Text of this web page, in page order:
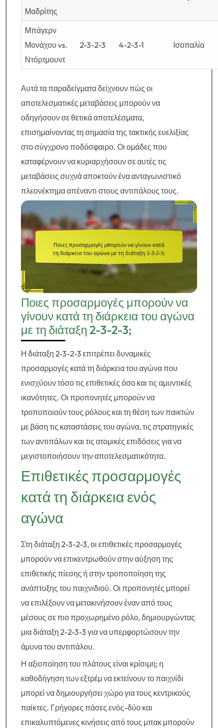
Μαδρίτης
Μπάγερν
Μονάχου vs.
Ντόρτμουντ
2-3-2-3 4-2-3-1 Ισοπαλία
Αυτά τα παραδείγματα δείχνουν πώς οι
αποτελεσματικές μεταβάσεις μπορούν να
οδηγήσουν σε θετικά αποτελέσματα,
επισημαίνοντας τη σημασία της τακτικής ευελιξίας
στο σύγχρονο ποδόσφαιρο. Οι ομάδες που
καταφέρνουν να κυριαρχήσουν σε αυτές τις
μεταβάσεις συχνά αποκτούν ένα ανταγωνιστικό
πλεονέκτημα απέναντι στους αντιπάλους τους.
Ποιες προσαρμογές μπορούν να
γίνουν κατά τη διάρκεια του αγώνα
με τη διάταξη 2-3-2-3;
Η διάταξη 2-3-2-3 επιτρέπει δυναμικές
προσαρμογές κατά τη διάρκεια του αγώνα που
ενισχύουν τόσο τις επιθετικές όσο και τις αμυντικές
ικανότητες. Οι προπονητές μπορούν να
τροποποιούν τους ρόλους και τη θέση των παικτών
με βάση τις καταστάσεις του αγώνα, τις στρατηγικές
των αντιπάλων και τις ατομικές επιδόσεις για να
μεγιστοποιήσουν την αποτελεσματικότητα.
Επιθετικές προσαρμογές
κατά τη διάρκεια ενός
αγώνα
Στη διάταξη 2-3-2-3, οι επιθετικές προσαρμογές
μπορούν να επικεντρωθούν στην αύξηση της
επιθετικής πίεσης ή στην τροποποίηση της
ανάπτυξης του παιχνιδιού. Οι προπονητές μπορεί
να επιλέξουν να μετακινήσουν έναν από τους
μέσους σε πιο προχωρημένο ρόλο, δημιουργώντας
μια διάταξη 2-2-3-3 για να υπερφορτώσουν την
άμυνα του αντιπάλου.
Η αξιοποίηση του πλάτους είναι κρίσιμη; η
καθοδήγηση των εξτρέμ να εκτείνουν το παιχνίδι
μπορεί να δημιουργήσει χώρο για τους κεντρικούς
παίκτες. Γρήγορες πάσες ενός-δύο και
επικαλυπτόμενες κινήσεις από τους μπακ μπορούν